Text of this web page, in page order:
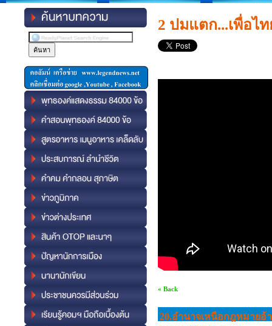
2 ปมแตก...เพื่อไ
« Back
20.อํานาจเหนือกฎหมายอ้